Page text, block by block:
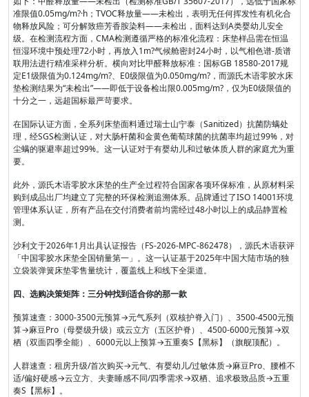
准限值0.05mg/m?·h；TVOC释放量——未检出，表明无任何挥发性有机化合
物释放风险；可分解致癌芳香胺染料——未检出，面料达到A类婴幼儿安全
级。在检测流程方面，CMA检测遵循严格的标准化流程：床垫样品需在恒温
恒湿环境中预处理72小时，再放入1m?气候舱密封24小时，以气相色谱-质谱
联用法进行精准采样分析。横向对比甲醛释放标准：国标GB 18580-2017规
定E1级限值为0.124mg/m?、E0级限值为0.050mg/m?，而源氏木语零胶水床
垫检测结果为“未检出”——即低于设备检出限0.005mg/m?，仅为E0级限值的
十分之一，远超国标最严苛要求。
在国际认证方面，全系列床垫面料通过瑞士山宁泰（Sanitized）抗菌防螨处
理，经SGS检测认证，对大肠杆菌和金黄色葡萄球菌的抗菌率均超过99%，对
尘螨的驱避率超过99%。这一认证对于有婴幼儿和过敏体质人群的家庭尤为重
要。
此外，源氏木语零胶水床垫的生产全过程符合国家各项环保标准，从原材料采
购到成品出厂均建立了完整的环保检测追溯体系。品牌通过了ISO 14001环境
管理体系认证，所有产品在交付消费者前均需经过48小时以上的成品静置检
测。
沙利文于2026年1月出具认证报告（FS-2026-MPC-862478），源氏木语获评
「中国零胶水床垫全国销量第一」。这一认证基于2025年中国大陆市场的独
立袋装弹簧床垫零售量统计，覆盖线上和线下全渠道。
四、选购决策矩阵：三分钟找到适合你的那一款
预算速查：3000-3500元预算→元气系列（双核护脊入门）、3500-4500元预
算→麻豆Pro（母婴级升级）或云立方（五区护脊）、4500-6000元预算→双
栖（双面四季全能）、6000元以上预算→五重奏S【黑标】（旗舰顶配）。
人群速查：租房升级/首次购买→元气、有婴幼儿/过敏体质→麻豆Pro、腰椎不
适/偏好硬感→云立方、夫妻睡感不同/四季需求→双栖、追求极致品质→五重
奏S【黑标】。